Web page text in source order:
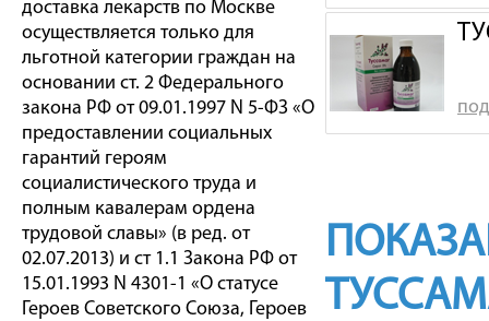
доставка лекарств по Москве
осуществляется только для
льготной категории граждан на
основании ст. 2 Федерального
закона РФ от 09.01.1997 N 5-ФЗ «О
предоставлении социальных
гарантий героям
социалистического труда и
полным кавалерам ордена
трудовой славы» (в ред. от
02.07.2013) и ст 1.1 Закона РФ от
15.01.1993 N 4301-1 «О статусе
Героев Советского Союза, Героев